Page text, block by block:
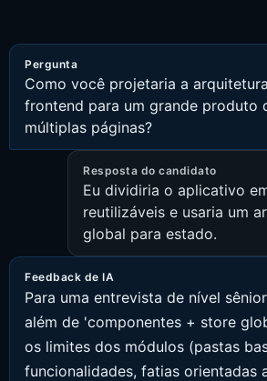
Pergunta
Como você projetaria a
frontend para um grande produto
múltiplas páginas?
Resposta do candidato
Eu dividiria o aplicativo
reutilizáveis e usaria um
global para estado.
Feedback de IA
Para uma entrevista de nível
além de 'componentes + store
os limites dos módulos (pastas
funcionalidades, fatias orientadas